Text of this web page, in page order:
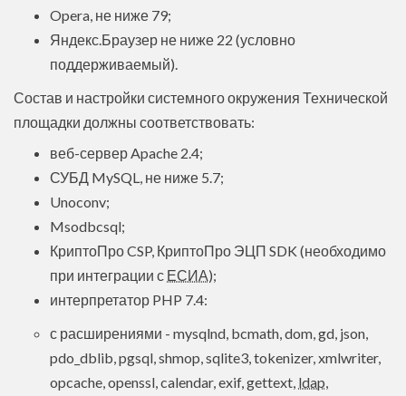
Opera, не ниже 79;
Яндекс.Браузер не ниже 22 (условно
поддерживаемый).
Состав и настройки системного окружения Технической
площадки должны соответствовать:
веб-сервер Apache 2.4;
СУБД MySQL, не ниже 5.7;
Unoconv;
Msodbcsql;
КриптоПро CSP, КриптоПро ЭЦП SDK (необходимо
при интеграции с ЕСИА);
интерпретатор PHP 7.4:
с расширениями - mysqlnd, bcmath, dom, gd, json,
pdo_dblib, pgsql, shmop, sqlite3, tokenizer, xmlwriter,
opcache, openssl, calendar, exif, gettext, ldap